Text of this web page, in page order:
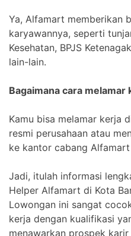
Ya, Alfamart memberikan
karyawannya, seperti
Kesehatan, BPJS
lain-lain.
Bagaimana cara melamar
Kamu bisa melamar kerja
resmi perusahaan atau
ke kantor cabang
Jadi, itulah informasi
Helper Alfamart di Kota
Lowongan ini sangat
kerja dengan kualifikasi
menawarkan prospek